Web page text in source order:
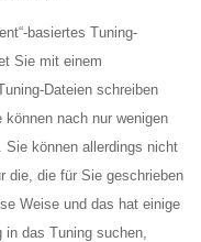
basiertes Tuning-
Sie mit einem
Dateien schreiben
nach nur wenigen
Sie können allerdings nicht
die, die für Sie geschrieben
Weise und das hat einige
in das Tuning suchen,